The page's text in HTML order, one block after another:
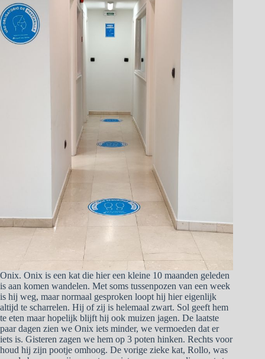
Onix. Onix is een kat die hier een kleine 10 maanden geleden
is aan komen wandelen. Met soms tussenpozen van een week
is hij weg, maar normaal gesproken loopt hij hier eigenlijk
altijd te scharrelen. Hij of zij is helemaal zwart. Sol geeft hem
te eten maar hopelijk blijft hij ook muizen jagen. De laatste
paar dagen zien we Onix iets minder, we vermoeden dat er
iets is. Gisteren zagen we hem op 3 poten hinken. Rechts voor
houd hij zijn pootje omhoog. De vorige zieke kat, Rollo, was